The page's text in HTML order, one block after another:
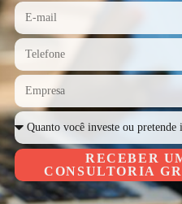
RECEBER
CONSULTORIA